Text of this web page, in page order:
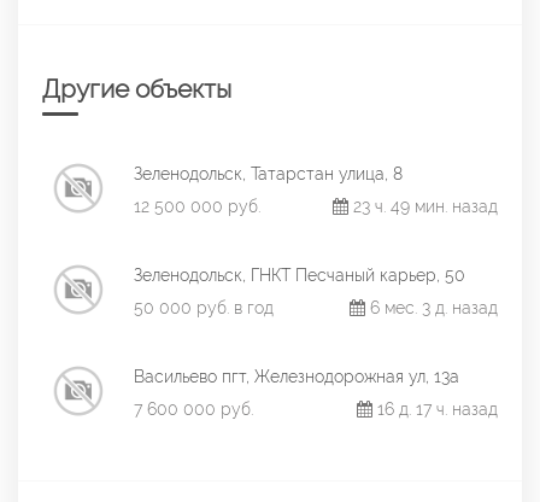
Другие объекты
Зеленодольск, Татарстан улица, 8
12 500 000 руб.
23 ч. 49 мин. назад
Зеленодольск, ГНКТ Песчаный карьер, 50
50 000 руб. в год
6 мес. 3 д. назад
Васильево пгт, Железнодорожная ул, 13а
7 600 000 руб.
16 д. 17 ч. назад